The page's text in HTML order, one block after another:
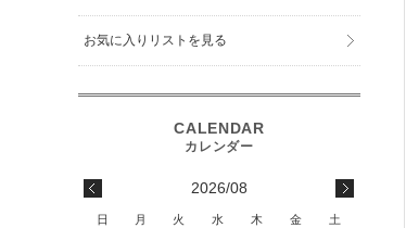
お気に入りリストを見る
2026/08
日 月 火 水 木 金
土